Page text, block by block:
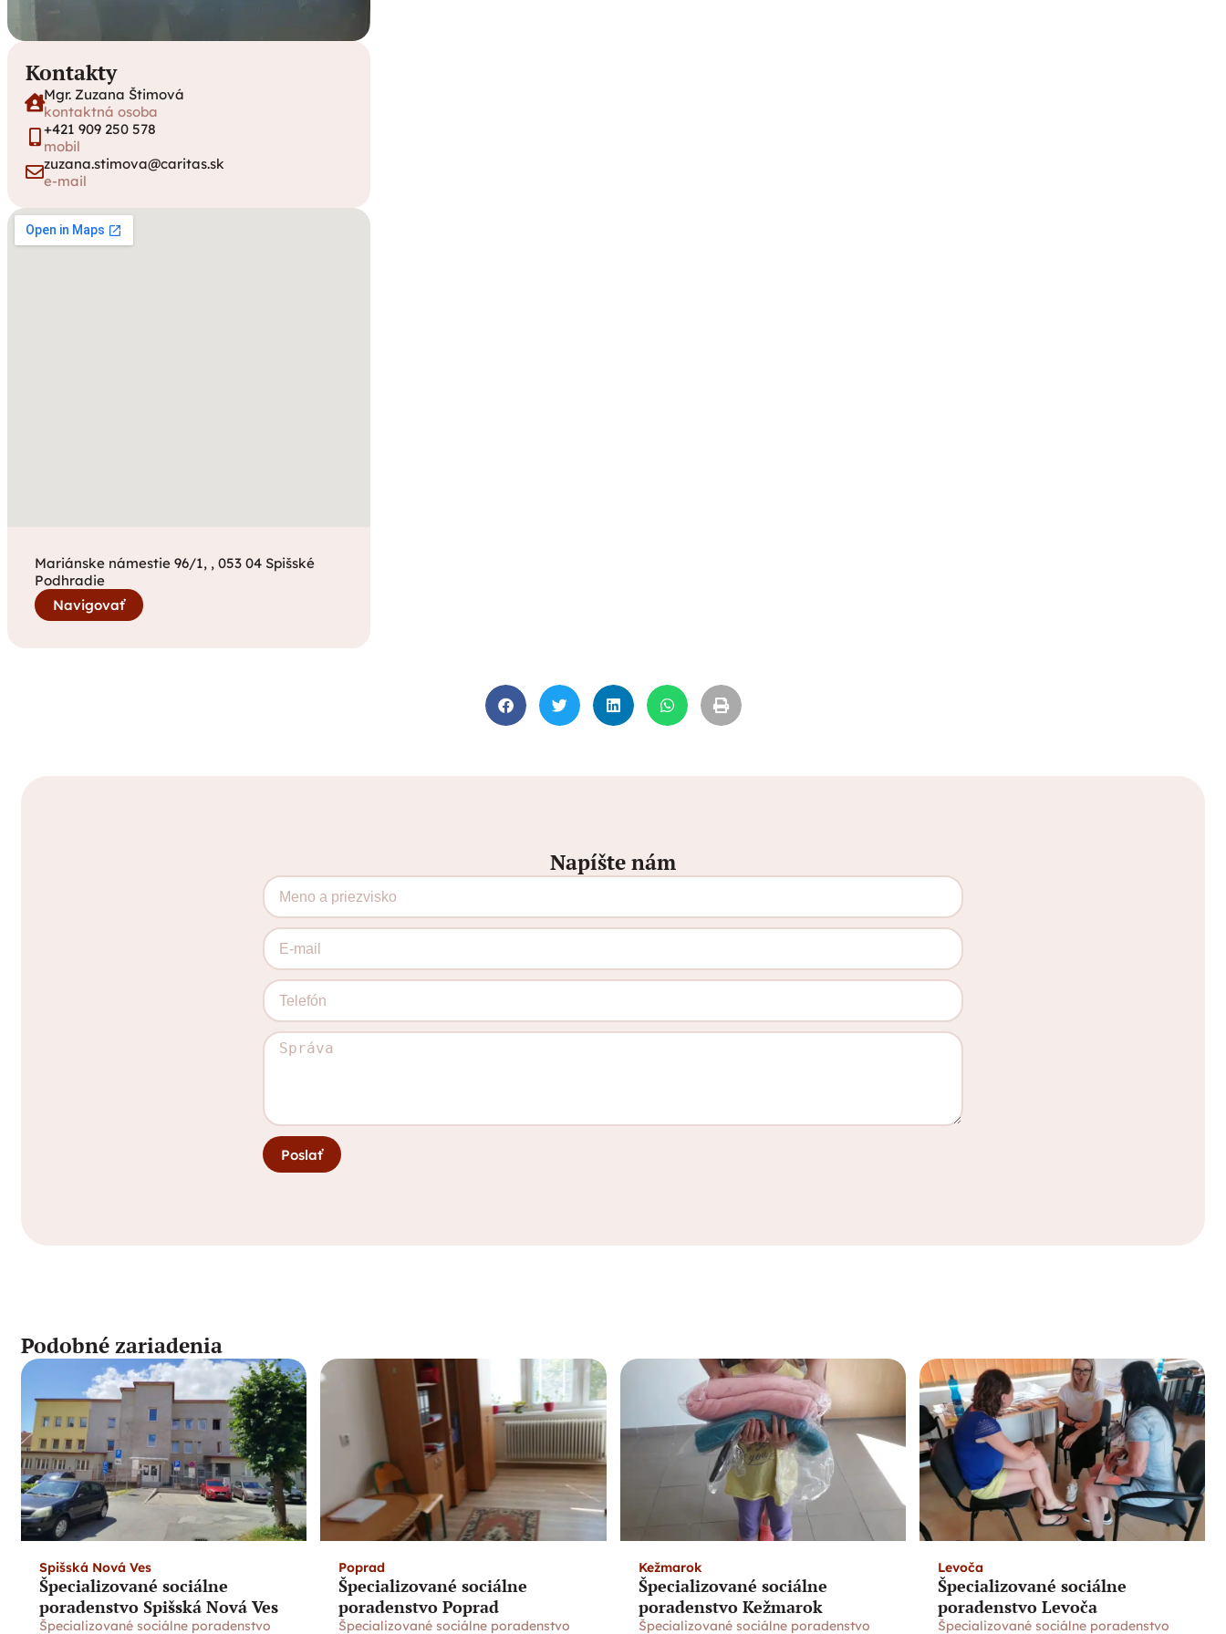
Kontakty
Mgr. Zuzana Štimová
kontaktná osoba
+421 909 250 578
mobil
zuzana.stimova@caritas.sk
e-mail
Mariánske námestie 96/1, , 053 04 Spišské
Podhradie
Navigovať
Napíšte nám
Poslať
Podobné zariadenia
Spišská Nová Ves
Špecializované sociálne
poradenstvo Spišská Nová Ves
Špecializované sociálne poradenstvo
Poprad
Špecializované sociálne
poradenstvo Poprad
Špecializované sociálne poradenstvo
Kežmarok
Špecializované sociálne
poradenstvo Kežmarok
Špecializované sociálne poradenstvo
Levoča
Špecializované sociálne
poradenstvo Levoča
Špecializované sociálne poradenstvo